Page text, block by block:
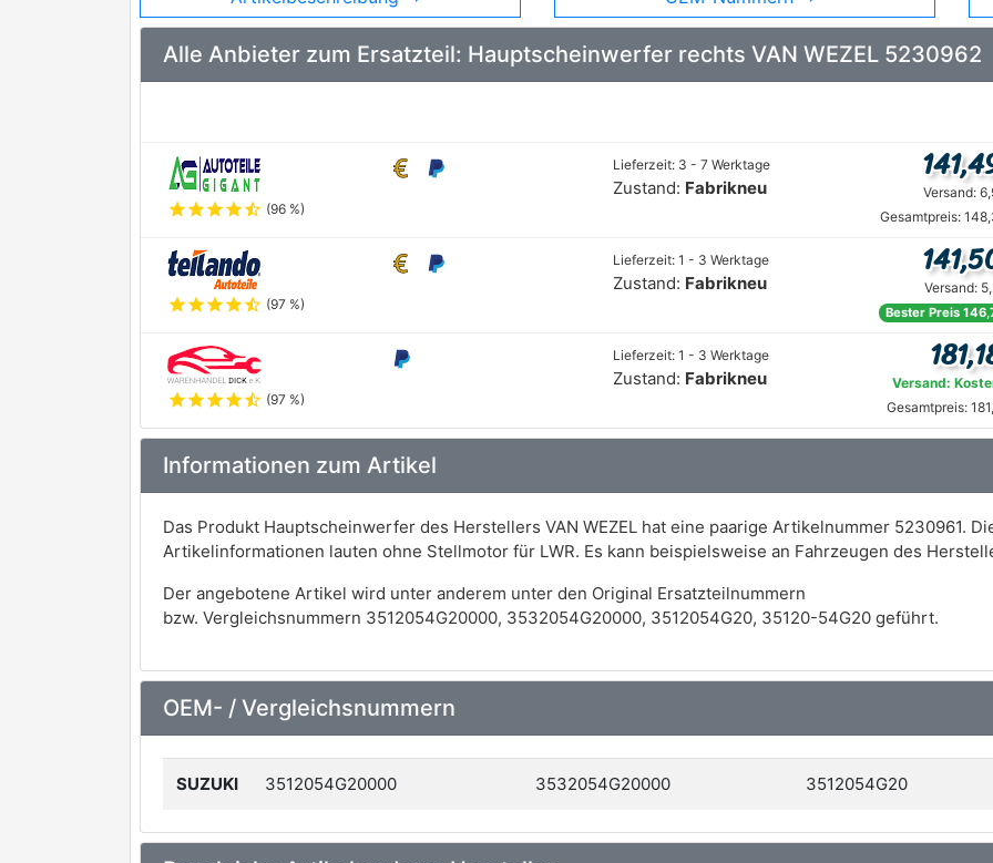
Alle Anbieter zum Ersatzteil: Hauptscheinwerfer rechts VAN WEZEL 5230962
starstarstarstarstar_half (96 %)
Lieferzeit: 3 - 7 Werktage
Zustand: Fabrikneu Versand:
Gesamtpreis:
starstarstarstarstar_half (97 %)
Lieferzeit: 1 - 3 Werktage
Zustand: Fabrikneu Versand:
Bester Preis
starstarstarstarstar_half (97 %)
Lieferzeit: 1 - 3 Werktage
Zustand: Fabrikneu Versand:
Gesamtpreis:
Informationen zum Artikel
Das Produkt Hauptscheinwerfer des Herstellers VAN WEZEL hat eine paarige Artikelnummer 5230961.
Artikelinformationen lauten ohne Stellmotor für LWR. Es kann beispielsweise an Fahrzeugen des
Der angebotene Artikel wird unter anderem unter den Original Ersatzteilnummern
bzw. Vergleichsnummern 3512054G20000, 3532054G20000, 3512054G20, 35120-54G20 geführt.
OEM- / Vergleichsnummern
SUZUKI 3512054G20000 3532054G20000 3512054G20